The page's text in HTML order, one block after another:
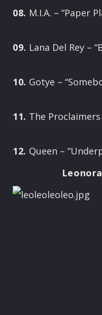
08. M.I.A. – “Paper
09. Lana Del Rey –
10. Gotye –
11. The Proclaimers
12. Queen –